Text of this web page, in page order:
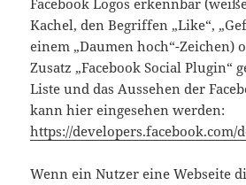
Facebook Logos erkennbar
Kachel, den Begriffen „Like“,
einem „Daumen hoch“-Zeichen)
Zusatz „Facebook Social Plugin“
Liste und das Aussehen der
kann hier eingesehen werden:
https://developers.facebook.com/
Wenn ein Nutzer eine Webseite